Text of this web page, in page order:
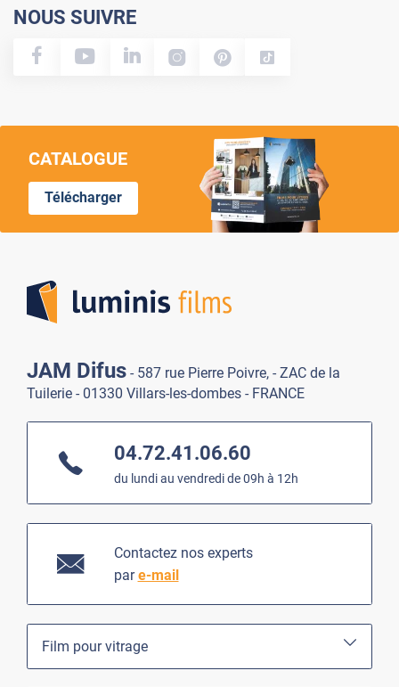
NOUS SUIVRE
CATALOGUE
Télécharger
JAM Difus - 587 rue Pierre Poivre, - ZAC de la
Tuilerie - 01330 Villars-les-dombes - FRANCE
04.72.41.06.60
du lundi au vendredi de 09h à 12h
Contactez nos experts
pare-mail
Film pour vitrage